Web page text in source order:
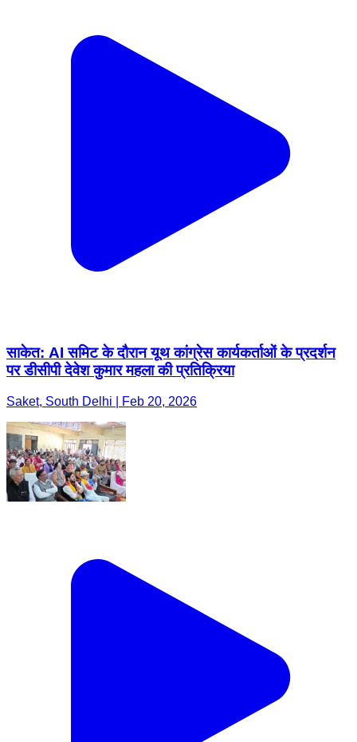
साकेत: AI समिट के दौरान यूथ कांग्रेस कार्यकर्ताओं के प्रदर्शन
पर डीसीपी देवेश कुमार महला की प्रतिक्रिया
Saket, South Delhi | Feb 20, 2026